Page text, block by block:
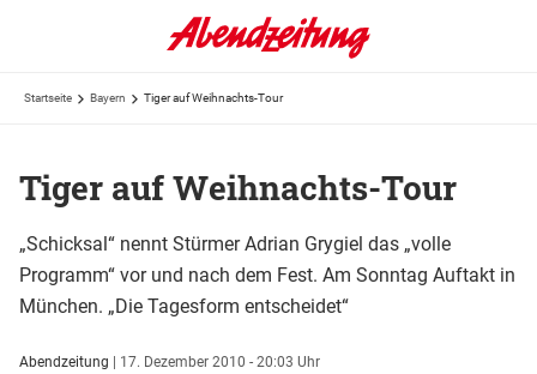
Startseite Bayern Tiger auf Weihnachts-Tour
Tiger auf Weihnachts-Tour
„Schicksal“ nennt Stürmer Adrian Grygiel das „volle
Programm“ vor und nach dem Fest. Am Sonntag Auftakt in
München. „Die Tagesform entscheidet“
Abendzeitung | 17. Dezember 2010 - 20:03 Uhr